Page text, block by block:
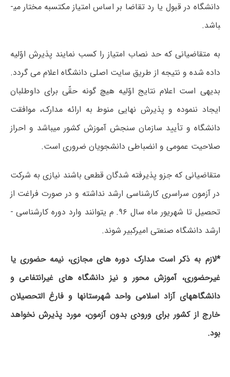
دانشگاه در قبول یا رد تقاضا بر اساس امتیاز مکتسبه مختار می­
باشد.
به متقاضیانی که حد نصاب امتیاز را کسب نمایند پذیرش اوّلیه
داده شده و نتیجه از طریق سایت اصلی دانشگاه اعلام می­ گردد.
بدیهی است اعلام نتایج اوّلیه هیچ گونه حقّی برای داوطلبان
ایجاد ننموده و پذیرش نهایی منوط به ارائه مدارک، موافقت
دانشگاه و تأیید سازمان سنجش آموزش کشور می­باشد و احراز
صلاحیت عمومی و انضباطی دانشجویان ضروری است.
متقاضیانی که جزو پذیرفته­ شدگان قطعی باشند نیازی به شرکت
در آزمون سراسری کارشناسی­ ارشد نداشته و در صورت فراغت از
تحصیل تا شهریور ماه سال ۹۶. م ی­توانند وارد دوره کارشناسی ­
ارشد دانشگاه صنعتی امیرکبیر شوند.
*لازم به ذکر است مدارک دوره­ های مجازی، نیمه حضوری یا
غیرحضوری، آموزش محور و نیز دانشگاه ­های غیرانتفاعی و
دانشگاه­های آزاد اسلامی واحد شهرستان­ها و فارغ ­التحصیلان
خارج از کشور برای ورودی بدون آزمون، مورد پذیرش نخواهد
بود.